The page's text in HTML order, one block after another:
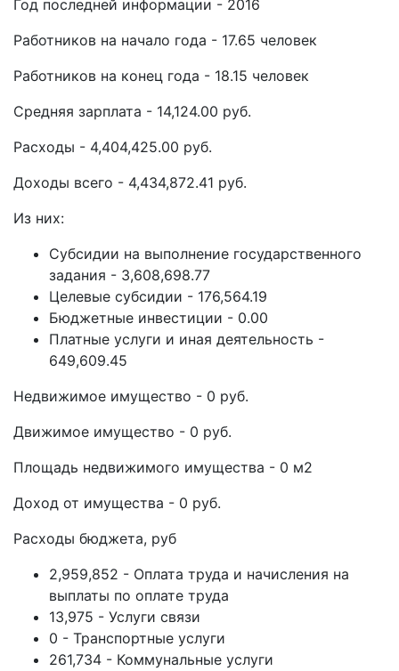
Год последней информации - 2016
Работников на начало года - 17.65 человек
Работников на конец года - 18.15 человек
Средняя зарплата - 14,124.00 руб.
Расходы - 4,404,425.00 руб.
Доходы всего - 4,434,872.41 руб.
Из них:
Субсидии на выполнение государственного
задания - 3,608,698.77
Целевые субсидии - 176,564.19
Бюджетные инвестиции - 0.00
Платные услуги и иная деятельность -
649,609.45
Недвижимое имущество - 0 руб.
Движимое имущество - 0 руб.
Площадь недвижимого имущества - 0 м2
Доход от имущества - 0 руб.
Расходы бюджета, руб
2,959,852 - Оплата труда и начисления на
выплаты по оплате труда
13,975 - Услуги связи
0 - Транспортные услуги
261,734 - Коммунальные услуги